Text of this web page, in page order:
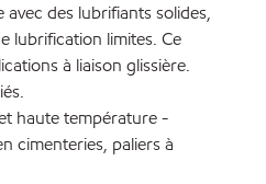
des lubrifiants solides,
lubrification limites. Ce
à liaison glissière.
haute température -
cimenteries, paliers à